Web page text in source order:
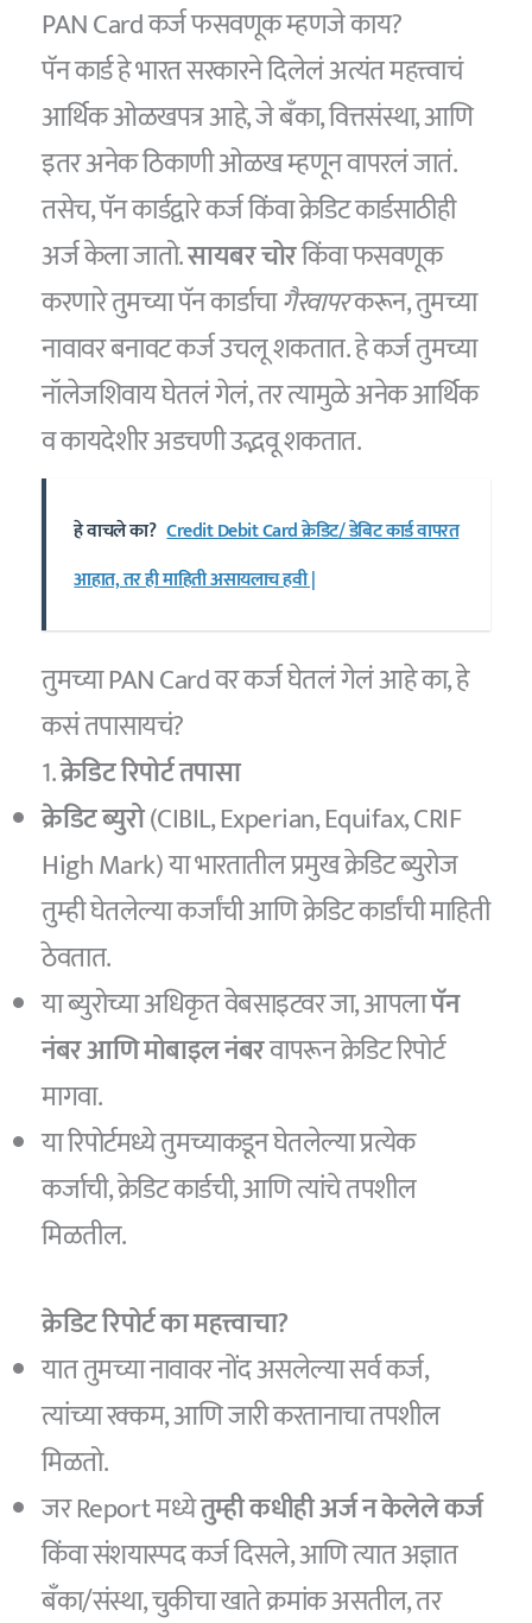
PAN Card कर्ज फसवणूक म्हणजे काय?
पॅन कार्ड हे भारत सरकारने दिलेलं अत्यंत महत्त्वाचं
आर्थिक ओळखपत्र आहे, जे बँका, वित्तसंस्था, आणि
इतर अनेक ठिकाणी ओळख म्हणून वापरलं जातं.
तसेच, पॅन कार्डद्वारे कर्ज किंवा क्रेडिट कार्डसाठीही
अर्ज केला जातो.सायबर चोरकिंवा फसवणूक
करणारे तुमच्या पॅन कार्डाचागैरवापरकरून, तुमच्या
नावावर बनावट कर्ज उचलू शकतात. हे कर्ज तुमच्या
नॉलेजशिवाय घेतलं गेलं, तर त्यामुळे अनेक आर्थिक
व कायदेशीर अडचणी उद्भवू शकतात.
हे वाचले का? Credit Debit Card क्रेडिट/ डेबिट कार्ड वापरत
आहात, तर ही माहिती असायलाच हवी |
तुमच्या PAN Card वर कर्ज घेतलं गेलं आहे का, हे
कसं तपासायचं?
1.क्रेडिट रिपोर्ट तपासा
क्रेडिट ब्युरो(CIBIL, Experian, Equifax, CRIF
High Mark) या भारतातील प्रमुख क्रेडिट ब्युरोज
तुम्ही घेतलेल्या कर्जांची आणि क्रेडिट कार्डांची माहिती
ठेवतात.
या ब्युरोच्या अधिकृत वेबसाइटवर जा, आपलापॅन
नंबर आणि मोबाइल नंबरवापरून क्रेडिट रिपोर्ट
मागवा.
या रिपोर्टमध्ये तुमच्याकडून घेतलेल्या प्रत्येक
कर्जाची, क्रेडिट कार्डची, आणि त्यांचे तपशील
मिळतील.
क्रेडिट रिपोर्ट का महत्त्वाचा?
यात तुमच्या नावावर नोंद असलेल्या सर्व कर्ज,
त्यांच्या रक्कम, आणि जारी करतानाचा तपशील
मिळतो.
जर Report मध्येतुम्ही कधीही अर्ज न केलेले कर्ज
किंवा संशयास्पद कर्ज दिसले, आणि त्यात अज्ञात
बँका/संस्था, चुकीचा खाते क्रमांक असतील, तर